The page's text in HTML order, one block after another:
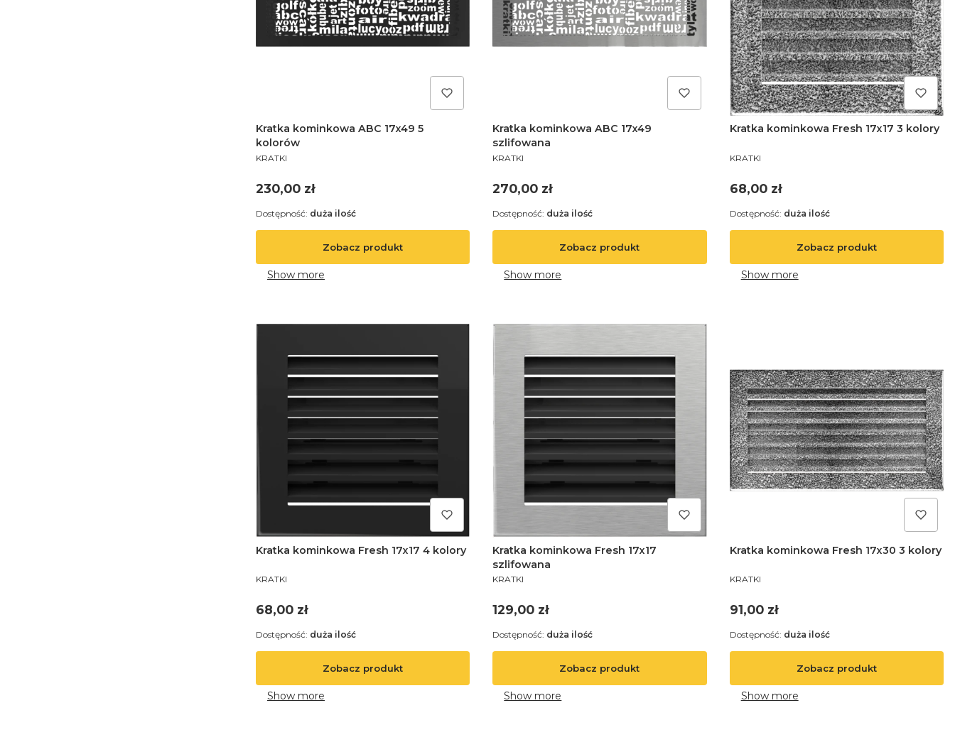
Kratka kominkowa ABC 17x49 5
kolorów
PRODUCENT
KRATKI
Cena
230,00 zł
Zobacz produkt
Dostępność: duża ilość
Show more
Kratka kominkowa ABC 17x49
szlifowana
PRODUCENT
KRATKI
Cena
270,00 zł
Zobacz produkt
Dostępność: duża ilość
Show more
Kratka kominkowa Fresh 17x17 3 kolory
PRODUCENT
KRATKI
Cena
68,00 zł
Zobacz produkt
Dostępność: duża ilość
Show more
Kratka kominkowa Fresh 17x17 4 kolory
PRODUCENT
KRATKI
Cena
68,00 zł
Zobacz produkt
Dostępność: duża ilość
Show more
Kratka kominkowa Fresh 17x17
szlifowana
PRODUCENT
KRATKI
Cena
129,00 zł
Zobacz produkt
Dostępność: duża ilość
Show more
Kratka kominkowa Fresh 17x30 3 kolory
PRODUCENT
KRATKI
Cena
91,00 zł
Zobacz produkt
Dostępność: duża ilość
Show more